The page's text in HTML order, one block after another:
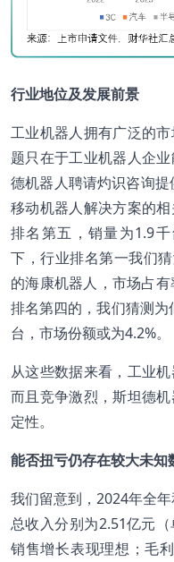
行业地位及发展前景
工业机器人拥有广泛的
题只在于工业机器人企
德机器人聘请灼识咨询
移动机器人解决方案的
排名第五，销量为1.9
下，行业排名第一我们
的海康机器人，市场占
排名第四的，我们猜测
台，市场份额或为4.2%。
从这些数据来看，工业
而且竞争激烈，斯坦德
定性。
能否扭亏仍存在较大未知
我们留意到，2024年全
总收入分别为2.51亿元
销售增长表现理想；毛